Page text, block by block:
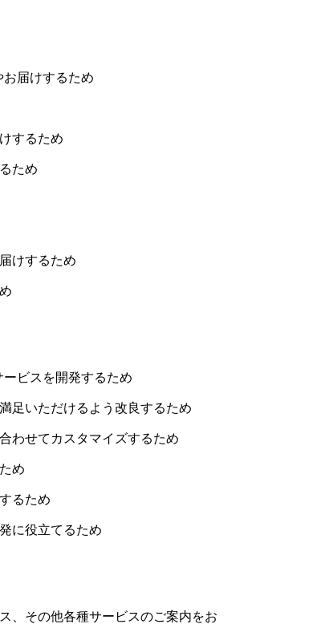
届けするため
するため
ため
けするため
ビスを開発するため
足いただけるよう改良するため
わせてカスタマイズするため
め
るため
に役立てるため
、その他各種サービスのご案内をお